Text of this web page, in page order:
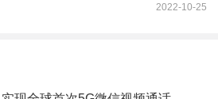
2022-10-25